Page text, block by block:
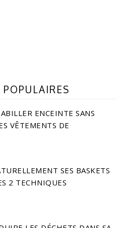
ENCEINTE SANS
VÊTEMENTS DE
SES BASKETS
2 TECHNIQUES